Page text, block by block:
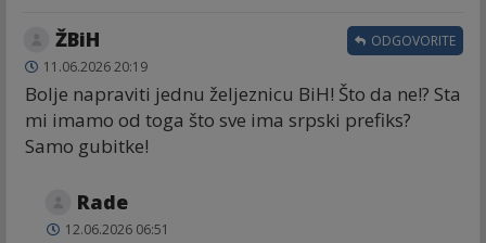
ŽBiH
11.06.2026 20:19
Bolje napraviti jednu željeznicu BiH! Što da ne!? Sta
mi imamo od toga što sve ima srpski prefiks?
Samo gubitke!
ODGOVORITE
Rade
12.06.2026 06:51